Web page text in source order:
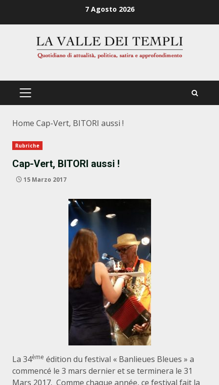
7 Agosto 2026
PRIMÄRES
Home Cap-Vert, BITORI aussi !
Rubriche
Cap-Vert, BITORI aussi !
15 Marzo 2017
La 34ème édition du festival « Banlieues Bleues » a
commencé le 3 mars dernier et se terminera le 31
Mars 2017. Comme chaque année, ce festival fait la